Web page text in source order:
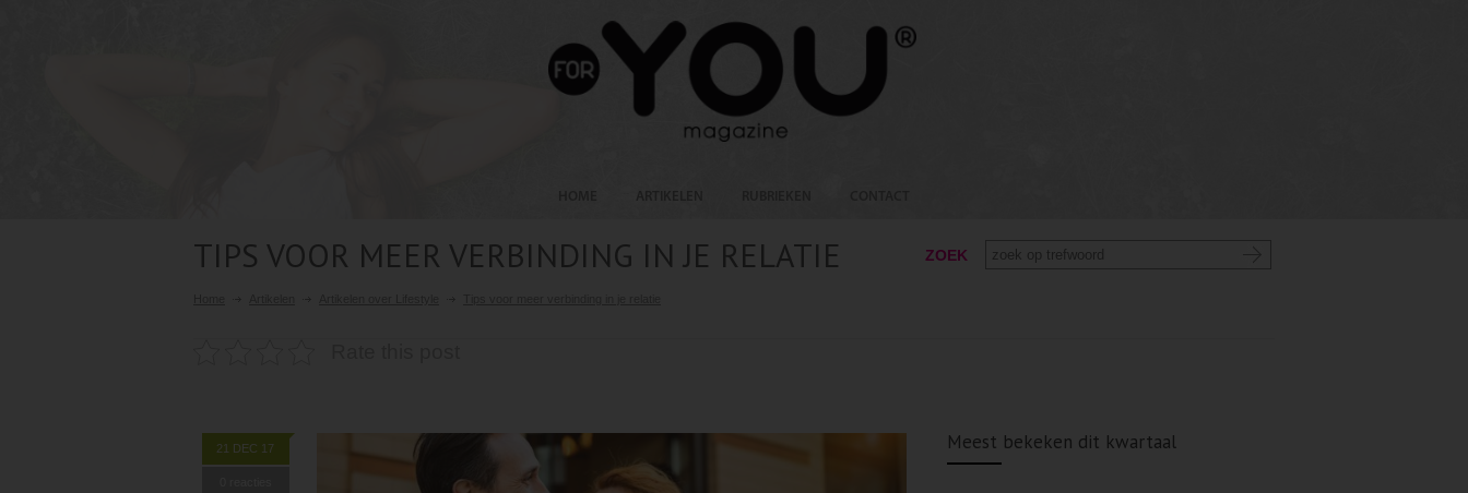
TIPS VOOR MEER VERBINDING IN JE RELATIE ZOEK
21 DEC 17 Meest bekeken dit kwartaal